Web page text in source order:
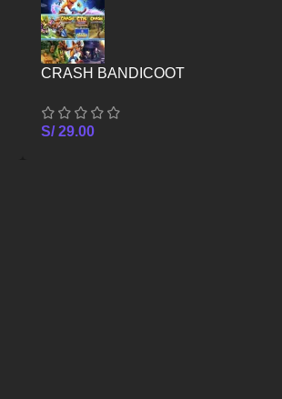
CRASH BANDICOOT
XBOX ONE
S/29.00